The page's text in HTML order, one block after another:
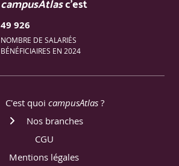
49 926
NOMBRE DE SALARIÉS
BÉNÉFICIAIRES EN 2024
C'est quoi campusAtlas ?
Nos branches
CGU
Mentions légales